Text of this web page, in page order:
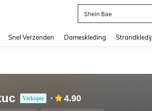
Bikini Dames
Snel Verzenden Dameskleding Strandkledij
Verkoper 4.90